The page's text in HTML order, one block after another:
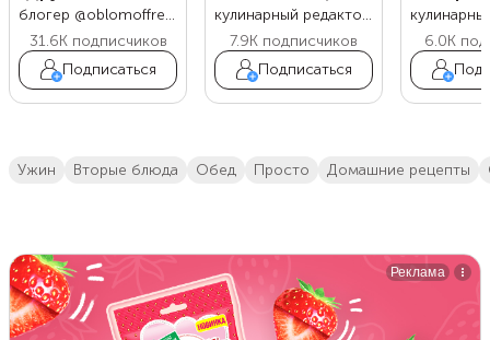
блогер @oblomoffrecipe
31.6Kподписчиков
Подписаться
кулинарный редактор Food.ru
7.9K подписчиков
Подписаться
6.0K
ужин вторые блюда обед просто домашние рецепты